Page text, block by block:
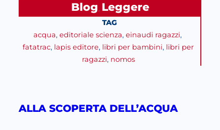
Blog, Leggere
TAG
acqua, editoriale scienza, einaudi ragazzi,
fatatrac, lapis editore, libri per bambini, libri per
ragazzi, nomos
ALLA SCOPERTA DELL’ACQUA